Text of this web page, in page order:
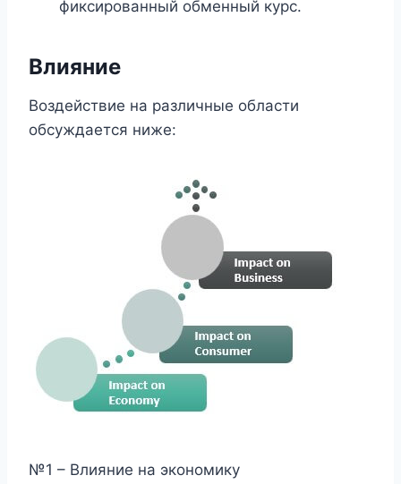
фиксированный обменный курс.
Влияние
Воздействие на различные области
обсуждается ниже:
№1 – Влияние на экономику